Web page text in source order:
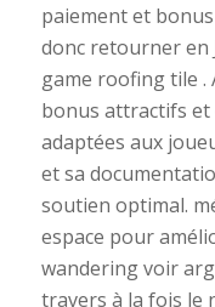
paiement et
donc retourner en
game roofing tile .
bonus attractifs et
adaptées aux
et sa
soutien optimal.
espace pour
wandering voir
travers à la fois le